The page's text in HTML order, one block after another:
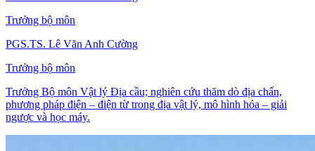
Trưởng bộ môn
PGS.TS. Lê Văn Anh Cường
Trưởng bộ môn
Trưởng Bộ môn Vật lý Địa cầu; nghiên cứu thăm dò địa chấn,
phương pháp điện – điện từ trong địa vật lý, mô hình hóa – giải
ngược và học máy.